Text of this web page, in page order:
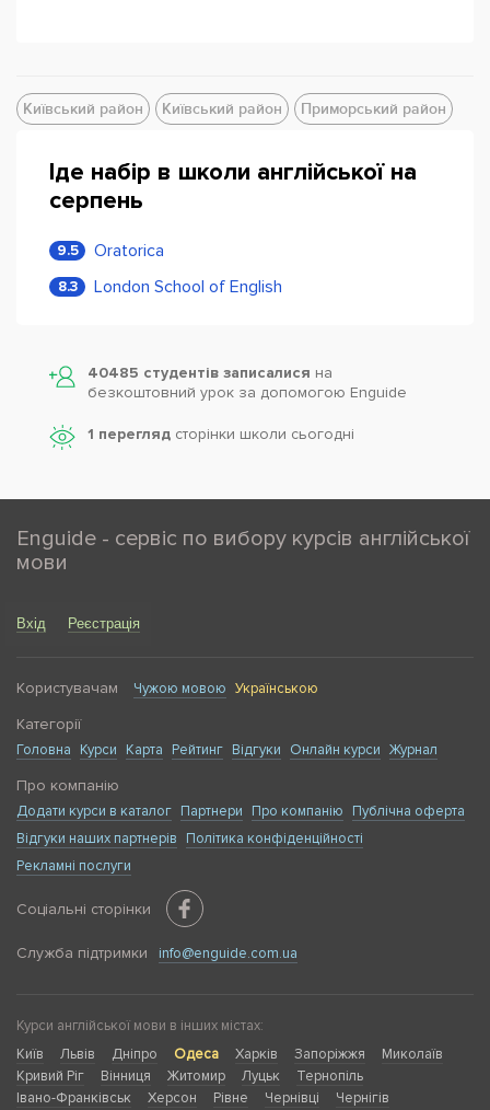
Київський район Київський район Приморський район
Іде набір в школи англійської на
серпень
9.5 Oratorica
8.3 London School of English
40485 студентів записалися на
безкоштовний урок за допомогою Enguide
1 перегляд сторінки школи cьогодні
Enguide - сервіс по вибору курсів англійської
мови
Вхід Реєстрація
Користувачам Чужою мовою Українською
Категорії
Головна Курси Карта Рейтинг Відгуки Онлайн курси Журнал
Про компанію
Додати курси в каталог Партнери Про компанію
Публічна оферта
Відгуки наших партнерів
Політика конфіденційності
Рекламні послуги
Соціальні сторінки
Служба підтримки info@enguide.com.ua
Курси англійської мови в інших містах:
Київ
Львів Дніпро Одеса Харків Запоріжжя
Миколаїв
Кривий Ріг
Вінниця Житомир Луцьк
Тернопіль
Івано-Франківськ
Херсон Рівне Чернівці Чернігів